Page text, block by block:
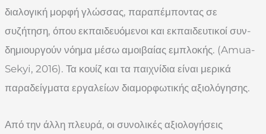
διαλογική μορφή γλώσσας, παραπέμποντας σε
συζήτηση, όπου εκπαιδευόμενοι και εκπαιδευτικοί συν-
δημιουργούν νόημα μέσω αμοιβαίας εμπλοκής. (Amua-
Sekyi, 2016). Τα κουίζ και τα παιχνίδια είναι μερικά
παραδείγματα εργαλείων διαμορφωτικής αξιολόγησης.
Από την άλλη πλευρά, οι συνολικές αξιολογήσεις